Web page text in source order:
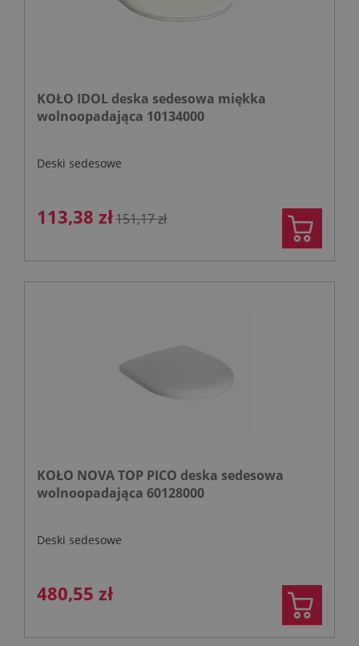
KOŁO IDOL deska sedesowa miękka
wolnoopadająca 10134000
Deski sedesowe
113,38 zł151,17 zł
KOŁO NOVA TOP PICO deska sedesowa
wolnoopadająca 60128000
Deski sedesowe
480,55 zł